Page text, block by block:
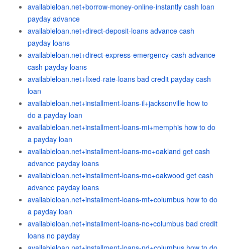
availableloan.net+borrow-money-online-instantly cash loan
payday advance
availableloan.net+direct-deposit-loans advance cash
payday loans
availableloan.net+direct-express-emergency-cash advance
cash payday loans
availableloan.net+fixed-rate-loans bad credit payday cash
loan
availableloan.net+installment-loans-il+jacksonville how to
do a payday loan
availableloan.net+installment-loans-mi+memphis how to do
a payday loan
availableloan.net+installment-loans-mo+oakland get cash
advance payday loans
availableloan.net+installment-loans-mo+oakwood get cash
advance payday loans
availableloan.net+installment-loans-mt+columbus how to do
a payday loan
availableloan.net+installment-loans-nc+columbus bad credit
loans no payday